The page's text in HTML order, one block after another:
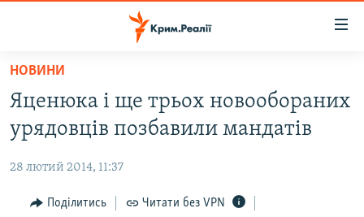
Перейти
основного
матеріалу
Перейти
до
навігації
ВОДА.КРИМ
ВІДЕО ТА ФОТО
ПОЛІТИКА
БЛОГИ
НОВИНИ
Яценюка і ще трьох новообораних
урядовців позбавили мандатів
28 лютий 2014, 11:37
Поділитись Читати без VPN